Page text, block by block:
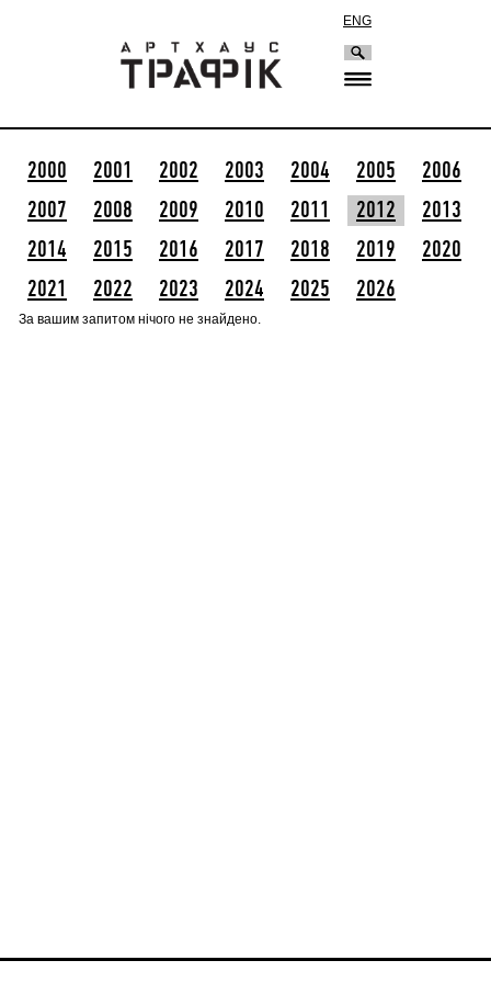
ENG
2000 2001 2002 2003 2004 2005
2006
2007
2008 2009 2010 2011 2012
2013
2014
2015 2016 2017 2018 2019
2020
2021
2022 2023 2024 2025 2026
За вашим запитом нічого не знайдено.